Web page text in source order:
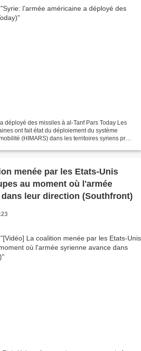
déployé des missiles à al-Tanf Pars Today Les
ont fait état du déploiement du système
(HIMARS) dans les territoires syriens près
menée par les Etats-Unis
au moment où l'armée
leur direction (Southfront)